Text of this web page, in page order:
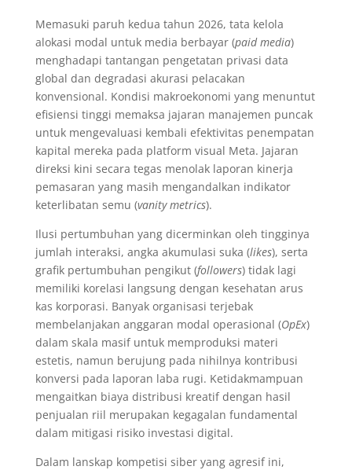
Memasuki paruh kedua tahun 2026, tata kelola
alokasi modal untuk media berbayar (paid media)
menghadapi tantangan pengetatan privasi data
global dan degradasi akurasi pelacakan
konvensional. Kondisi makroekonomi yang menuntut
efisiensi tinggi memaksa jajaran manajemen puncak
untuk mengevaluasi kembali efektivitas penempatan
kapital mereka pada platform visual Meta. Jajaran
direksi kini secara tegas menolak laporan kinerja
pemasaran yang masih mengandalkan indikator
keterlibatan semu (vanity metrics).
Ilusi pertumbuhan yang dicerminkan oleh tingginya
jumlah interaksi, angka akumulasi suka (likes), serta
grafik pertumbuhan pengikut (followers) tidak lagi
memiliki korelasi langsung dengan kesehatan arus
kas korporasi. Banyak organisasi terjebak
membelanjakan anggaran modal operasional (OpEx)
dalam skala masif untuk memproduksi materi
estetis, namun berujung pada nihilnya kontribusi
konversi pada laporan laba rugi. Ketidakmampuan
mengaitkan biaya distribusi kreatif dengan hasil
penjualan riil merupakan kegagalan fundamental
dalam mitigasi risiko investasi digital.
Dalam lanskap kompetisi siber yang agresif ini,